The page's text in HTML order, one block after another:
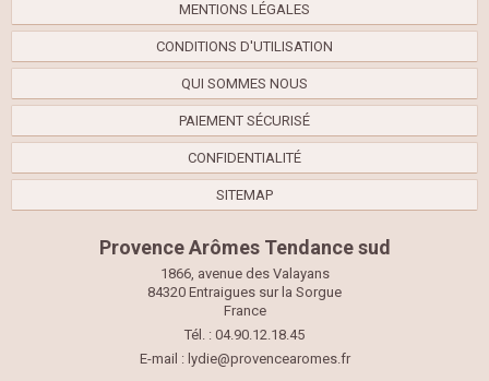
MENTIONS LÉGALES
CONDITIONS D'UTILISATION
QUI SOMMES NOUS
PAIEMENT SÉCURISÉ
CONFIDENTIALITÉ
SITEMAP
Provence Arômes Tendance sud
1866, avenue des Valayans
84320 Entraigues sur la Sorgue
France
Tél. : 04.90.12.18.45
E-mail : lydie@provencearomes.fr